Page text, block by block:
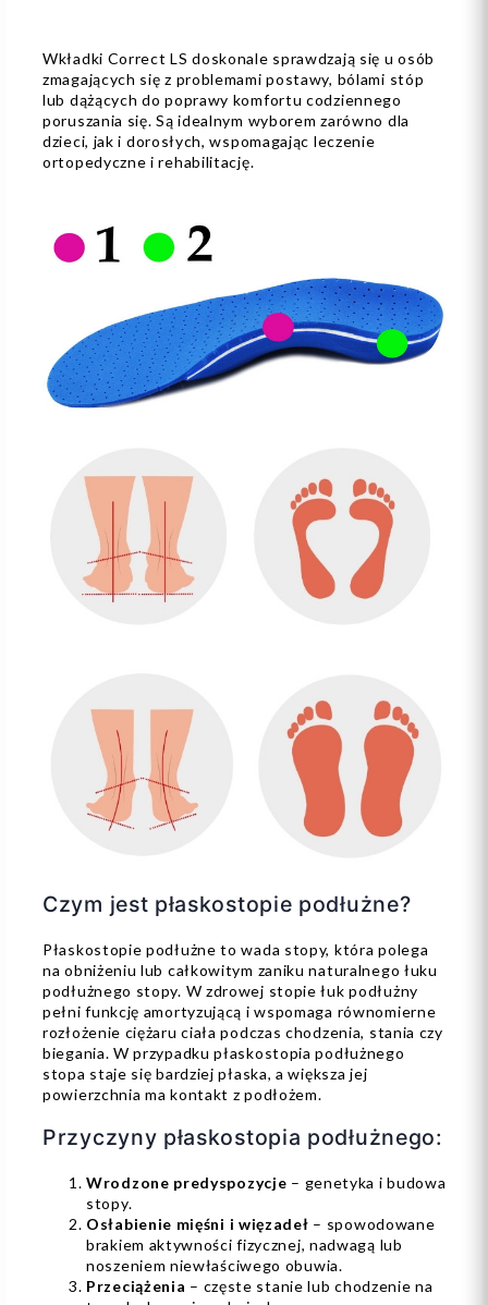
Wkładki Correct LS doskonale sprawdzają się u osób
zmagających się z problemami postawy, bólami stóp
lub dążących do poprawy komfortu codziennego
poruszania się. Są idealnym wyborem zarówno dla
dzieci, jak i dorosłych, wspomagając leczenie
ortopedyczne i rehabilitację.
Czym jest płaskostopie podłużne?
Płaskostopie podłużne to wada stopy, która polega
na obniżeniu lub całkowitym zaniku naturalnego łuku
podłużnego stopy. W zdrowej stopie łuk podłużny
pełni funkcję amortyzującą i wspomaga równomierne
rozłożenie ciężaru ciała podczas chodzenia, stania czy
biegania. W przypadku płaskostopia podłużnego
stopa staje się bardziej płaska, a większa jej
powierzchnia ma kontakt z podłożem.
Przyczyny płaskostopia podłużnego:
Wrodzone predyspozycje – genetyka i budowa
stopy.
Osłabienie mięśni i więzadeł – spowodowane
brakiem aktywności fizycznej, nadwagą lub
noszeniem niewłaściwego obuwia.
Przeciążenia – częste stanie lub chodzenie na